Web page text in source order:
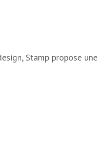
Stamp propose